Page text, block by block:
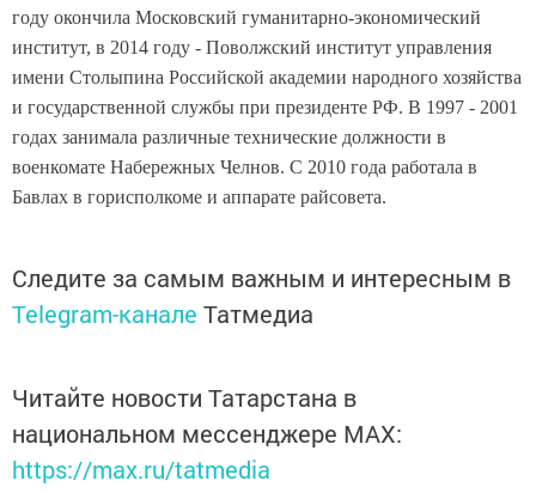
году окончила Московский гуманитарно-экономический
институт, в 2014 году - Поволжский институт управления
имени Столыпина Российской академии народного хозяйства
и государственной службы при президенте РФ. В 1997 - 2001
годах занимала различные технические должности в
военкомате Набережных Челнов. С 2010 года работала в
Бавлах в горисполкоме и аппарате райсовета.
Следите за самым важным и интересным в
Telegram-канале Татмедиа
Читайте новости Татарстана в
национальном мессенджере MАХ:
https://max.ru/tatmedia